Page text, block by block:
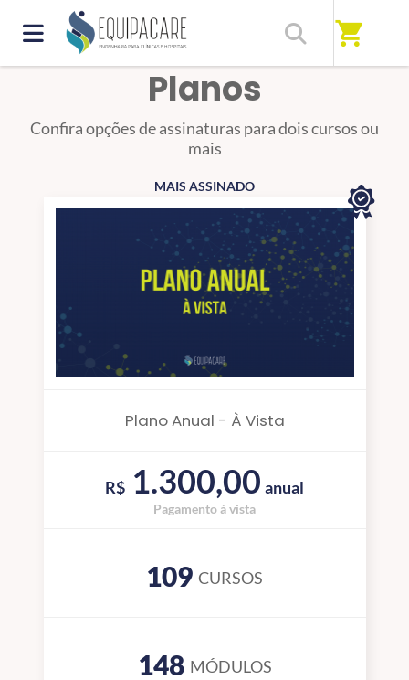
shopping_cart
Planos
Confira opções de assinaturas para dois cursos ou
mais
MAIS ASSINADO
Plano Anual - À Vista
R$ 1.300,00 anual
Pagamento à vista
109 CURSOS
148 MÓDULOS